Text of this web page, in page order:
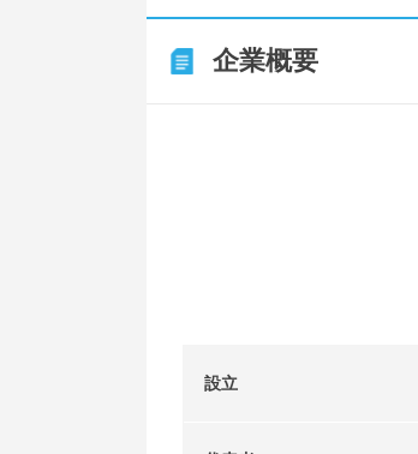
企業概要
設立